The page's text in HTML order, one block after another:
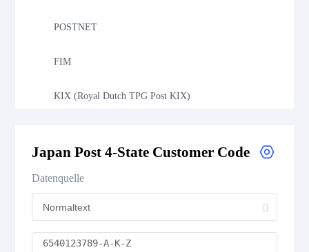
POSTNET
FIM
KIX (Royal Dutch TPG Post KIX)
Deutsche Post Identcode
Japan Post 4-State Customer Code
Datenquelle